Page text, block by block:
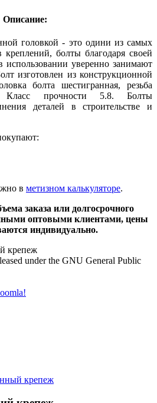
Описание:
головкой - это одини из самых
креплений, болты благодаря своей
использовании уверенно занимают
изготовлен из конструкционной
болта шестигранная, резьба
Класс прочности 5.8. Болты
деталей в строительстве и
в метизном калькуляторе.
заказа или долгосрочного
оптовыми клиентами, цены
индивидуально.
крепеж
under the GNU General Public
крепеж